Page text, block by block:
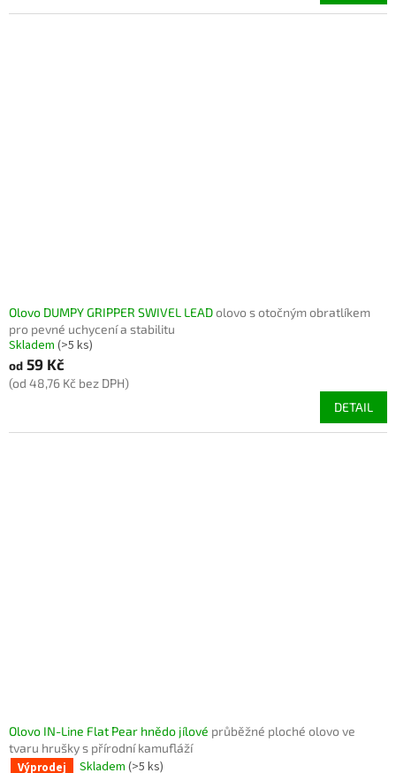
Olovo DUMPY GRIPPER SWIVEL LEADolovo s otočným obratlíkem
pro pevné uchycení a stabilitu
Skladem (>5 ks)
od 59 Kč
(od 48,76 Kč bez DPH)
DETAIL
Olovo IN-Line Flat Pear hnědo jílové průběžné ploché olovo ve
tvaru hrušky s přírodní kamufláží
Výprodej Skladem (>5 ks)